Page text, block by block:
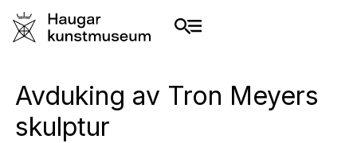
Avduking av Tron Meyers
skulptur